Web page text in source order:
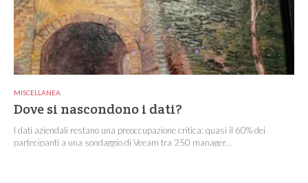
MISCELLANEA
Dove si nascondono i dati?
I dati aziendali restano una preoccupazione critica: quasi il 60% dei
partecipanti a una sondaggio di Veeam tra 250 manager...